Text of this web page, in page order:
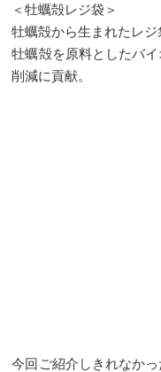
＜牡蠣殻レジ袋＞
牡蠣殻から生まれたレジ
牡蠣殻を原料としたバ
削減に貢献。
今回ご紹介しきれなか